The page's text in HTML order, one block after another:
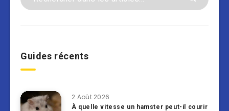
Guides récents
2 Août 2026
À quelle vitesse un hamster peut-il courir